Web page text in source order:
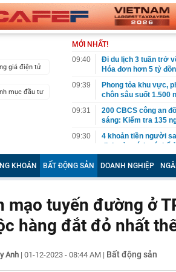
giá điện tử
mục đầu tư
MỚI NHẤT!
09:40
Đi du lịch 3 tuần trở
Hóa đơn hơn 5 tỷ
09:39
Phong tỏa khu vực,
chôn sâu suốt 1.500
09:31
200 CBCS công an
sáng: Kiểm tra 135
09:30
4 khoản tiền người
định cảm tính có thể
09:30
Thái Nguyên: Nhiều
động thái mới
09:13
Cựu tiếp viên hàng
giám đốc
09:10
Vì sao nhiều người
KHOÁN BẤT ĐỘNG SẢN DOANH NGHIỆP
mạo tuyến đường ở
hàng đắt đỏ nhất
Anh | 01-12-2023 - 08:44 AM | Bất động sản